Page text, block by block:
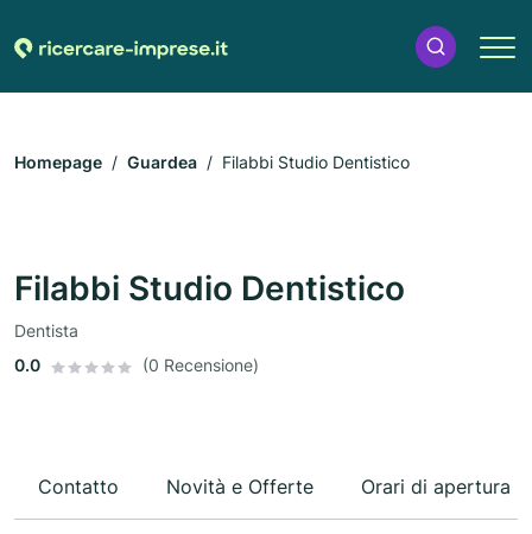
Homepage Guardea Filabbi Studio Dentistico
Filabbi Studio Dentistico
Dentista
0.0
(0 Recensione)
Contatto Novità e Offerte Orari di apertura